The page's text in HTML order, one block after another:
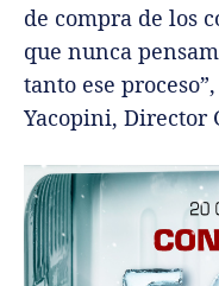
de compra de los
que nunca
tanto ese
Yacopini, Director